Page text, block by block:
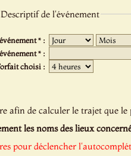
Descriptif de l'événement
* :
* :
choisi :
afin de calculer le trajet que
les noms des lieux
pour déclencher